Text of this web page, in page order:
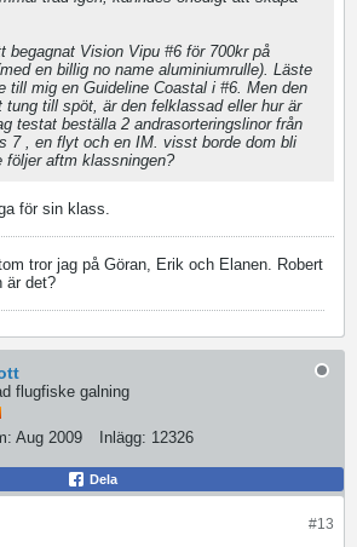
begagnat Vision Vipu #6 för 700kr på
en billig no name aluminiumrulle). Läste
till mig en Guideline Coastal i #6. Men den
tung till spöt, är den felklassad eller hur är
testat beställa 2 andrasorteringslinor från
7 , en flyt och en IM. visst borde dom bli
följer aftm klassningen?
för sin klass.
tror jag på Göran, Erik och Elanen. Robert
är det?
flugfiske galning
Aug 2009 Inlägg: 12326
Dela
#13